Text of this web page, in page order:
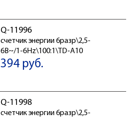
Q-11996
счетчик энергии 6разр\2,5-
6В~/1-6Hz\100:1\TD-A10
394 руб.
Q-11998
счетчик энергии 6разр\2,5-